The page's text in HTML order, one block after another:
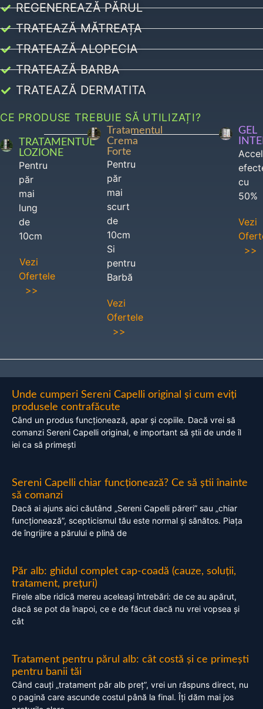
REGENEREAZĂ PĂRUL
TRATEAZĂ MĂTREAȚA
TRATEAZĂ ALOPECIA
TRATEAZĂ BARBA
TRATEAZĂ DERMATITA
CE PRODUSE TREBUIE SĂ UTILIZAȚI?
TRATAMENTUL
LOZIONE
Pentru
păr
mai
lung
de
10cm
Vezi
Ofertele
>>
Tratamentul
Crema
Forte
Pentru
păr
mai
scurt
de
10cm
Si
pentru
Barbă
Vezi
Ofertele
>>
GEL
cu
50%
Vezi
>>
Unde cumperi Sereni Capelli original și cum eviți
produsele contrafăcute
Când un produs funcționează, apar și copiile. Dacă vrei să
comanzi Sereni Capelli original, e important să știi de unde îl
iei ca să primești
Sereni Capelli chiar funcționează? Ce să știi înainte
să comanzi
Dacă ai ajuns aici căutând „Sereni Capelli păreri” sau „chiar
funcționează”, scepticismul tău este normal și sănătos. Piața
de îngrijire a părului e plină de
Păr alb: ghidul complet cap-coadă (cauze, soluții,
tratament, prețuri)
Firele albe ridică mereu aceleași întrebări: de ce au apărut,
dacă se pot da înapoi, ce e de făcut dacă nu vrei vopsea și
cât
Tratament pentru părul alb: cât costă și ce primești
pentru banii tăi
Când cauți „tratament păr alb preț”, vrei un răspuns direct, nu
o pagină care ascunde costul până la final. Îți dăm mai jos